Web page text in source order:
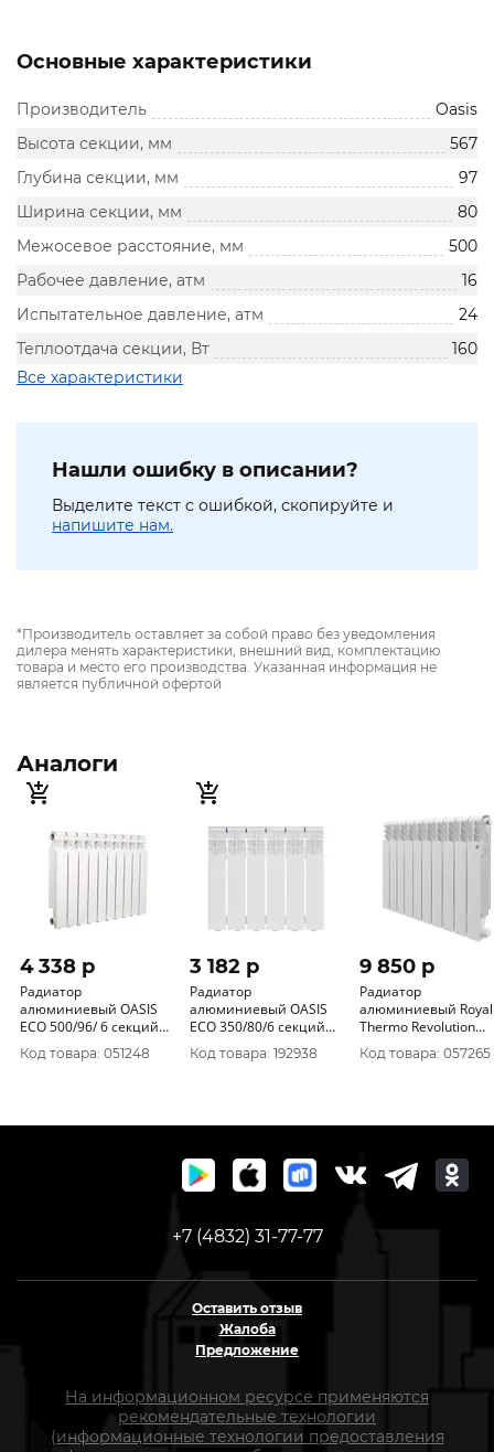
Основные характеристики
Производитель
Oasis
Высота секции, мм
567
Глубина секции, мм
97
Ширина секции, мм
80
Межосевое расстояние, мм
500
Рабочее давление, атм
16
Испытательное давление, атм
24
Теплоотдача секции, Вт
160
Все характеристики
Нашли ошибку в описании?
Выделите текст с ошибкой, скопируйте и
напишите нам.
*Производитель оставляет за собой право без уведомления
дилера менять характеристики, внешний вид, комплектацию
товара и место его производства. Указанная информация не
является публичной офертой
Аналоги
4 338 p
Радиатор
алюминиевый OASIS
ECO 500/96/ 6 секций
157Вт/секция
Код товара: 051248
3 182 p
Радиатор
алюминиевый OASIS
ECO 350/80/6 секций
110Вт/секция
Код товара: 192938
9 850 p
Радиатор
алюминиевый Royal
Thermo Revolution
500/80/10 секций
170Вт/с
Код товара: 057265
+7 (4832) 31-77-77
Оставить отзыв
Жалоба
Предложение
На информационном ресурсе применяются
рекомендательные технологии
(информационные технологии предоставления